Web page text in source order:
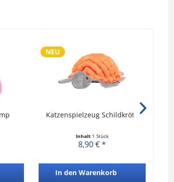
NEU
Katzenspielzeug Schildkröte
Inhalt 1 Stück
8,90 € *
In den Warenkorb